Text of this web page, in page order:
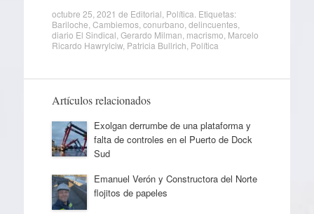
octubre 25, 2021 de Editorial Política . Etiquetas:
Bariloche Cambiemos, conurbano delincuentes,
diario El Sindical Gerardo Milman macrismo Marcelo
Ricardo Hawrylciw, Patricia Bullrich Política
Artículos relacionados
Exolgan derrumbe de una plataforma y
falta de controles en el Puerto de Dock
Sud
Emanuel Verón y Constructora del Norte
flojitos de papeles